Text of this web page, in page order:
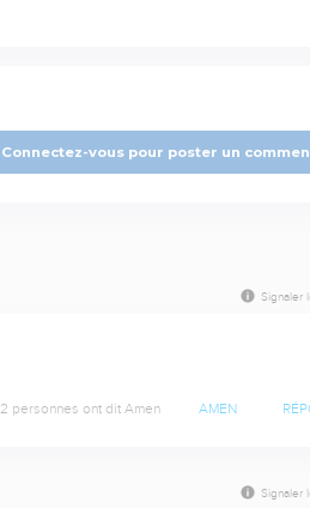
Connectez-vous pour poster un
Signaler
2 personnes ont dit Amen AMEN
Signaler